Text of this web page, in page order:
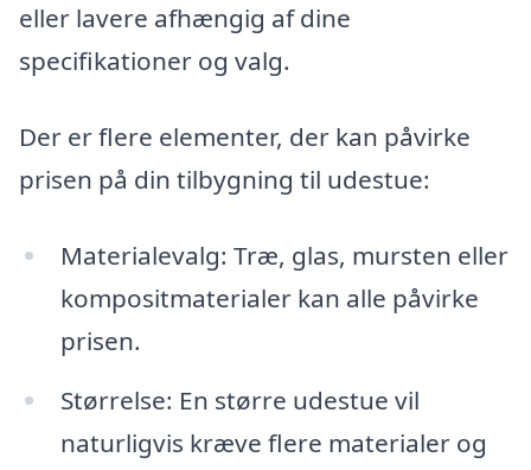
eller lavere afhængig af dine
specifikationer og valg.
Der er flere elementer, der kan påvirke
prisen på din tilbygning til udestue:
Materialevalg: Træ, glas, mursten eller
kompositmaterialer kan alle påvirke
prisen.
Størrelse: En større udestue vil
naturligvis kræve flere materialer og